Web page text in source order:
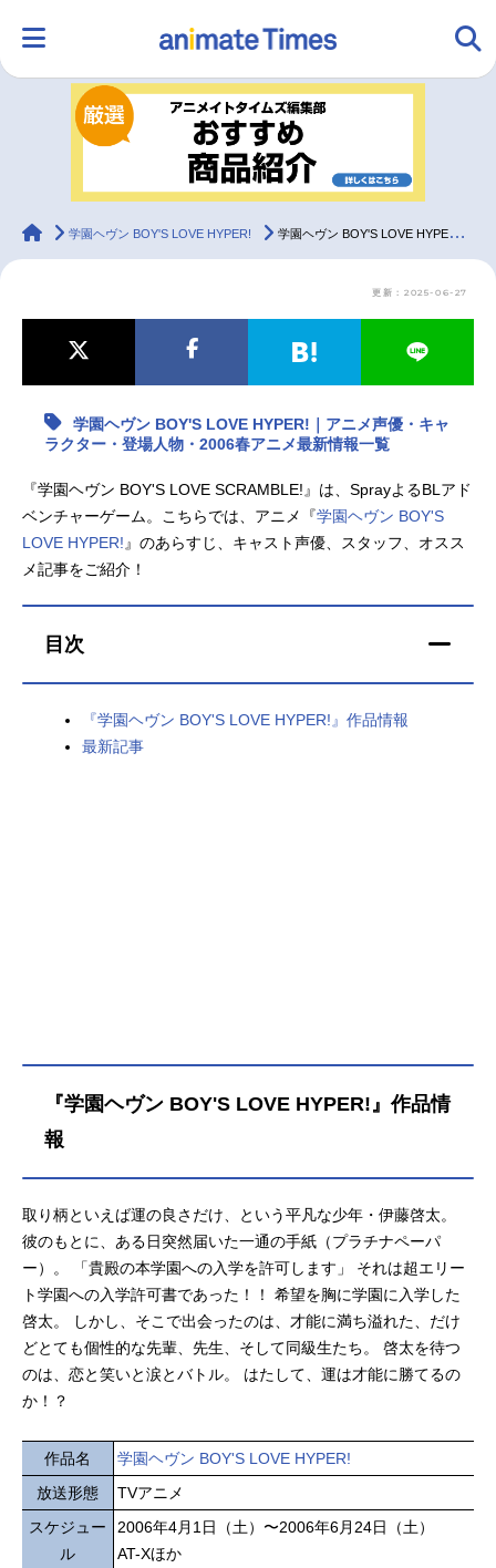
ランキング アニメ
ラジオ
最新記事一覧
アニメ記事一覧 声優記事一覧
アニメ映画一覧 実写化映画一覧
今期アニメ曜日別一覧
男性声優/女性声優一覧
animateTimes
学園ヘヴン BOY'S LOVE HYPER! 学園ヘヴン BOY'S LOVE HYPER!｜アニメ声優・キャラクター・登場人物・2006春アニメ最新情報一覧
更新：2025-06-27
学園ヘヴン BOY'S LOVE HYPER!｜アニメ声優・キャ
ラクター・登場人物・2006春アニメ最新情報一覧
『学園ヘヴン BOY'S LOVE SCRAMBLE!』は、SprayよるBLアド
ベンチャーゲーム。こちらでは、アニメ『学園ヘヴン BOY'S
LOVE HYPER! 』のあらすじ、キャスト声優、スタッフ、オスス
メ記事をご紹介！
目次
『学園ヘヴン BOY'S LOVE HYPER!』作品情報
最新記事
『学園ヘヴン BOY'S LOVE HYPER!』作品情
報
取り柄といえば運の良さだけ、という平凡な少年・伊藤啓太。
彼のもとに、ある日突然届いた一通の手紙（プラチナペーパ
ー）。 「貴殿の本学園への入学を許可します」 それは超エリー
ト学園への入学許可書であった！！ 希望を胸に学園に入学した
啓太。 しかし、そこで出会ったのは、才能に満ち溢れた、だけ
どとても個性的な先輩、先生、そして同級生たち。 啓太を待つ
のは、恋と笑いと涙とバトル。 はたして、運は才能に勝てるの
か！？
作品名
学園ヘヴン BOY'S LOVE HYPER!
放送形態
TVアニメ
スケジュー
ル
2006年4月1日（土）〜2006年6月24日（土）
AT-Xほか